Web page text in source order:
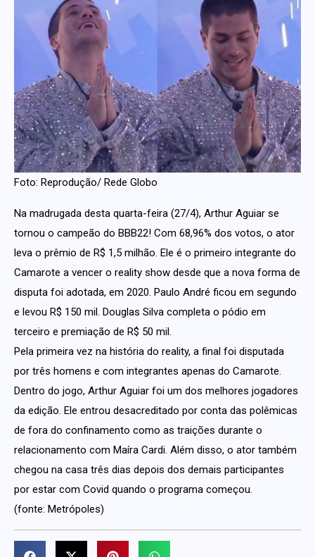
Foto: Reprodução/ Rede Globo
Na madrugada desta quarta-feira (27/4), Arthur Aguiar se
tornou o campeão do BBB22! Com 68,96% dos votos, o ator
leva o prêmio de R$ 1,5 milhão. Ele é o primeiro integrante do
Camarote a vencer o reality show desde que a nova forma de
disputa foi adotada, em 2020. Paulo André ficou em segundo
e levou R$ 150 mil. Douglas Silva completa o pódio em
terceiro e premiação de R$ 50 mil.
Pela primeira vez na história do reality, a final foi disputada
por três homens e com integrantes apenas do Camarote.
Dentro do jogo, Arthur Aguiar foi um dos melhores jogadores
da edição. Ele entrou desacreditado por conta das polêmicas
de fora do confinamento como as traições durante o
relacionamento com Maíra Cardi. Além disso, o ator também
chegou na casa três dias depois dos demais participantes
por estar com Covid quando o programa começou.
(fonte: Metrópoles)